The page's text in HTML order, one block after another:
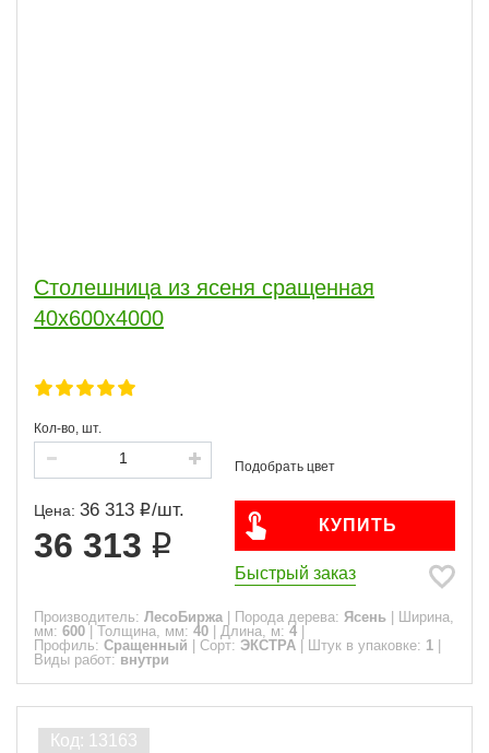
Столешница из ясеня сращенная
40х600х4000
Кол-во, шт.
Цена: 36 313 /шт.
36 313
КУПИТЬ
Быстрый заказ
Производитель: ЛесоБиржа Порода дерева: Ясень
Ширина,
мм: 600 Толщина, мм: 40 Длина, м: 4
Профиль: Сращенный Сорт: ЭКСТРА Штук в упаковке: 1
Виды работ: внутри